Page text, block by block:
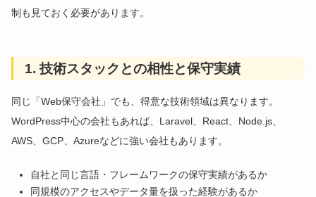
制も見ておく必要があります。
1. 技術スタックとの相性と保守実績
同じ「Web保守会社」でも、得意な技術領域は異なります。
WordPress中心の会社もあれば、Laravel、React、Node.js、
AWS、GCP、Azureなどに強い会社もあります。
自社と同じ言語・フレームワークの保守実績があるか
同規模のアクセスやデータ量を扱った経験があるか